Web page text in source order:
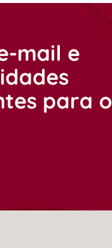
mail e
para o